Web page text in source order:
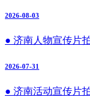
2026-08-03
● 济南人物宣传片
2026-07-31
● 济南活动宣传片